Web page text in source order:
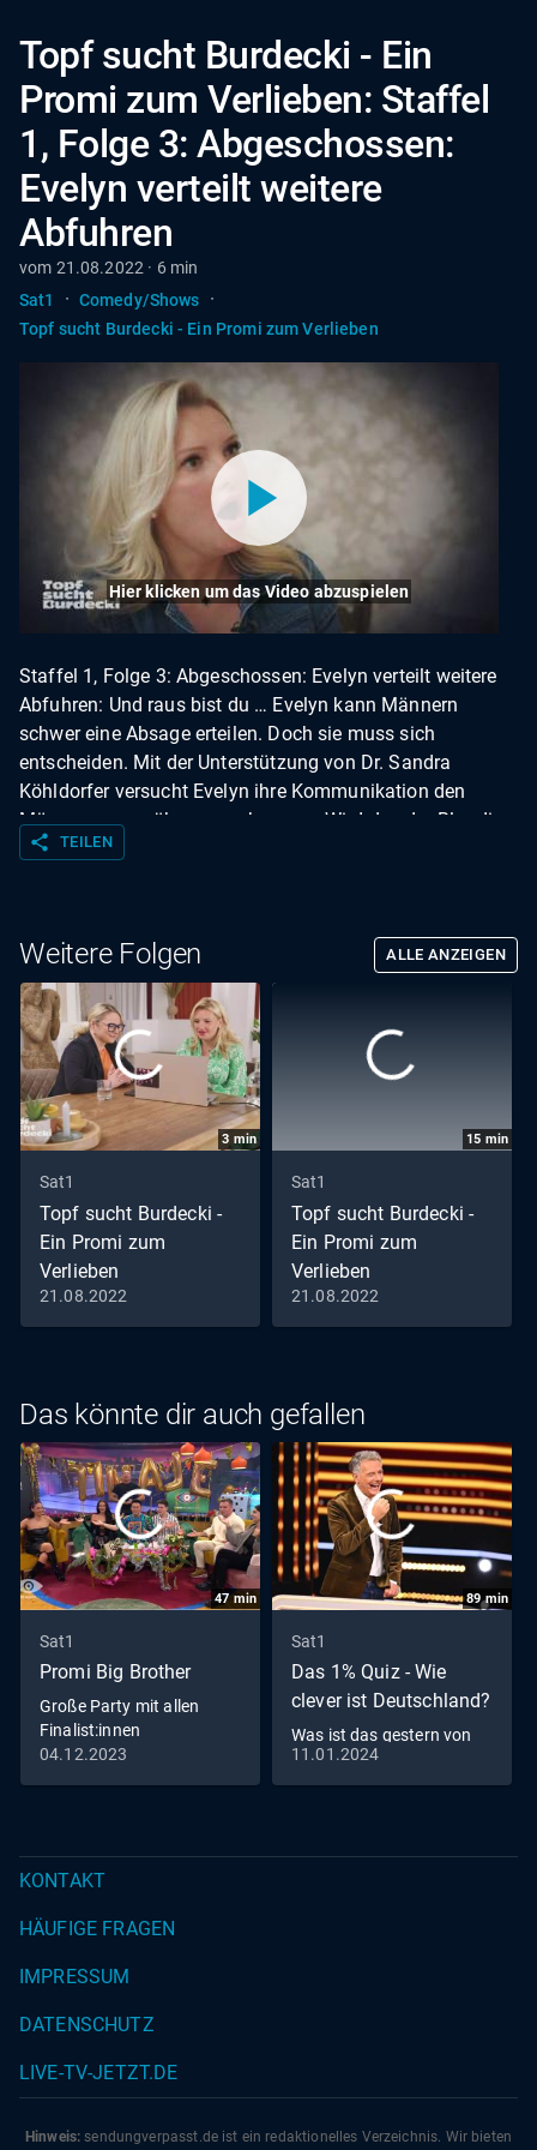
Topf sucht Burdecki - Ein
Promi zum Verlieben: Staffel
1, Folge 3: Abgeschossen:
Evelyn verteilt weitere
Abfuhren
vom 21.08.2022 · 6 min
Sat1
· Comedy/Shows ·
Topf sucht Burdecki - Ein Promi zum Verlieben
Hier klicken um das Video abzuspielen
Staffel 1, Folge 3: Abgeschossen: Evelyn verteilt weitere
Abfuhren: Und raus bist du … Evelyn kann Männern
schwer eine Absage erteilen. Doch sie muss sich
entscheiden. Mit der Unterstützung von Dr. Sandra
Köhldorfer versucht Evelyn ihre Kommunikation den
Männern gegenüber zu verbessern. Wird das der Blondine
gelingen?
share TEILEN
Weitere Folgen ALLE ANZEIGEN
3 min
Sat1
Topf sucht Burdecki -
Ein Promi zum
Verlieben
Staffel 1, Folge 3:
Zwiebelparty beim Grill-
21.08.2022
15 min
Sat1
Topf sucht Burdecki -
Ein Promi zum
Verlieben
Staffel 1, Folge 3: Stefan
gibt Vollgas bei Trucker
21.08.2022
Das könnte dir auch gefallen
47min
Sat1
Promi Big Brother
Große Party mit allen
Finalist:innen
04.12.2023
89min
Sat1
Das 1% Quiz - Wie
clever ist Deutschland?
Was ist das gestern von
morgen und das morgen
von gestern?
11.01.2024
KONTAKT
HÄUFIGE FRAGEN
IMPRESSUM
DATENSCHUTZ
LIVE-TV-JETZT.DE
Hinweis: sendungverpasst.de ist ein redaktionelles Verzeichnis. Wir bieten